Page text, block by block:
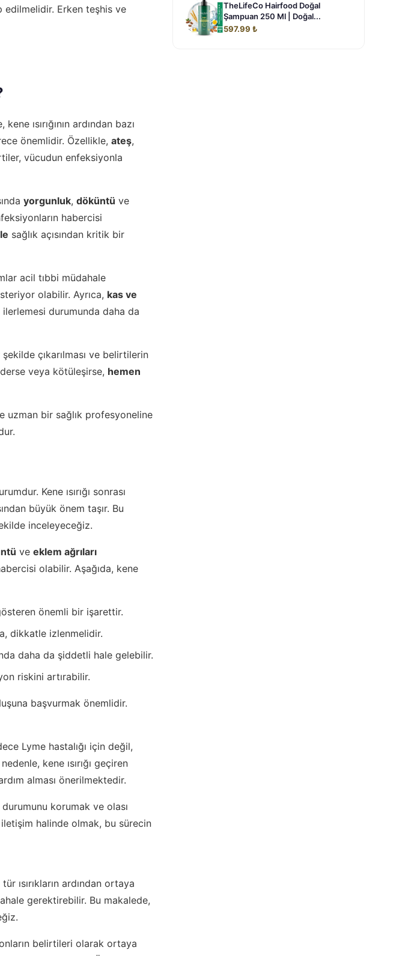
edilmelidir. Erken teşhis ve
ısırığının ardından bazı
önemlidir. Özellikle, ateş,
vücudun enfeksiyonla
yorgunluk, döküntü ve
habercisi
sağlık açısından kritik bir
acil tıbbi müdahale
olabilir. Ayrıca, kas ve
ilerlemesi durumunda daha da
şekilde çıkarılması ve belirtilerin
veya kötüleşirse, hemen
uzman bir sağlık profesyoneline
Kene ısırığı sonrası
büyük önem taşır. Bu
inceleyeceğiz.
ve eklem ağrıları
olabilir. Aşağıda, kene
gösteren önemli bir işarettir.
dikkatle izlenmelidir.
daha da şiddetli hale gelebilir.
riskini artırabilir.
başvurmak önemlidir.
Lyme hastalığı için değil,
kene ısırığı geçiren
alması önerilmektedir.
korumak ve olası
halinde olmak, bu sürecin
ısırıkların ardından ortaya
gerektirebilir. Bu makalede,
belirtileri olarak ortaya
TheLifeCo Hairfood Doğal
Şampuan 250 Ml | Doğal...
597.99 ₺